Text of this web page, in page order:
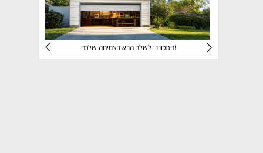
התכוננו לשלב הבא בצמיחה שלכם!